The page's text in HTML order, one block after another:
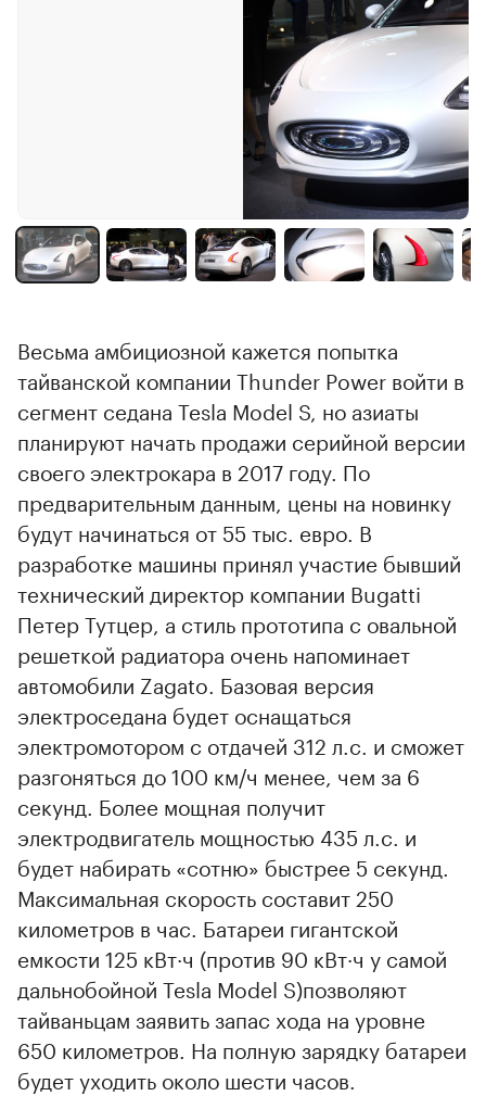
Весьма амбициозной кажется попытка
тайванской компании Thunder Power войти в
сегмент седана Tesla Model S, но азиаты
планируют начать продажи серийной версии
своего электрокара в 2017 году. По
предварительным данным, цены на новинку
будут начинаться от 55 тыс. евро. В
разработке машины принял участие бывший
технический директор компании Bugatti
Петер Тутцер, а стиль прототипа с овальной
решеткой радиатора очень напоминает
автомобили Zagato. Базовая версия
электроседана будет оснащаться
электромотором с отдачей 312 л.с. и сможет
разгоняться до 100 км/ч менее, чем за 6
секунд. Более мощная получит
электродвигатель мощностью 435 л.с. и
будет набирать «сотню» быстрее 5 секунд.
Максимальная скорость составит 250
километров в час. Батареи гигантской
емкости 125 кВт∙ч (против 90 кВт∙ч у самой
дальнобойной Tesla Model S)позволяют
тайваньцам заявить запас хода на уровне
650 километров. На полную зарядку батареи
будет уходить около шести часов.